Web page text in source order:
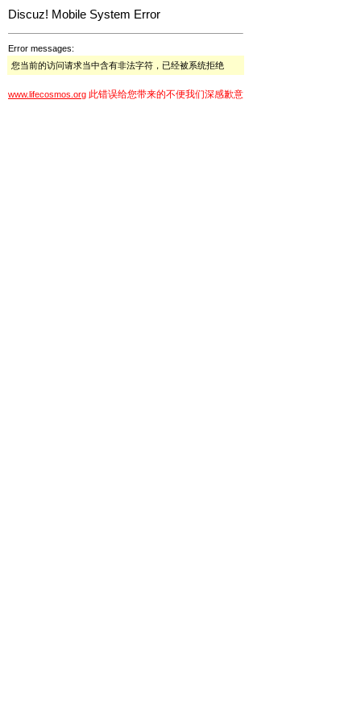
Discuz! Mobile System Error
Error messages:
您当前的访问请求当中含有非法字符，已经被系统拒绝
www.lifecosmos.org 此错误给您带来的不便我们深感歉意